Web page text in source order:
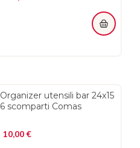
Organizer utensili bar 24x15
6 scomparti Comas
10,00 €